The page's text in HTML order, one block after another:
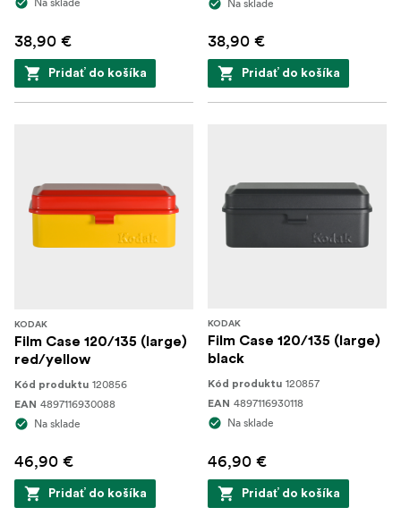
38,90 €
Pridať do košíka
Na sklade
38,90 €
Pridať do košíka
KODAK
Film Case 120/135 (large)
red/yellow
Kód produktu 120856
EAN 4897116930088
Na sklade
46,90 €
Pridať do košíka
KODAK
Film Case 120/135 (large)
black
Kód produktu 120857
EAN 4897116930118
Na sklade
46,90 €
Pridať do košíka